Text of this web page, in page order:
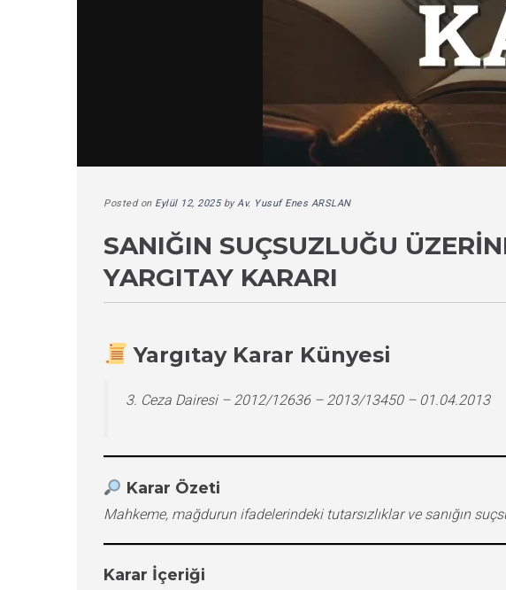
Posted on Eylül 12, 2025byAv. Yusuf Enes ARSLAN
SANIĞIN SUÇSUZLUĞU
YARGITAY KARARI
Yargıtay Karar Künyesi
3. Ceza Dairesi – 2012/12636 – 2013/13450 – 01.04.2013
Karar Özeti
Mahkeme, mağdurun ifadelerindeki tutarsızlıklar ve sanığın
Karar İçeriği